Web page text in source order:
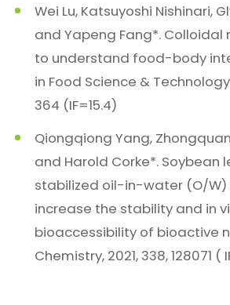
Wei Lu, Katsuyoshi Nishinari,
and Yapeng Fang*. Colloidal
to understand food-body
in Food Science &
364 (IF=15.4)
Qiongqiong Yang, Zhongquan
and Harold Corke*. Soybean
stabilized oil-in-water (O/W)
increase the stability and in
bioaccessibility of bioactive
Chemistry, 2021, 338, 128071 (